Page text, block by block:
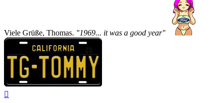
Viele Grüße, Thomas. "1969... it was a good year"